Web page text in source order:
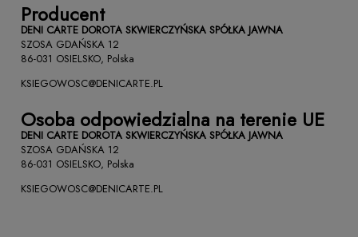
Producent
DENI CARTE DOROTA SKWIERCZYŃSKA SPÓŁKA JAWNA
SZOSA GDAŃSKA 12
86-031 OSIELSKO, Polska
KSIEGOWOSC@DENICARTE.PL
Osoba odpowiedzialna na terenie UE
DENI CARTE DOROTA SKWIERCZYŃSKA SPÓŁKA JAWNA
SZOSA GDAŃSKA 12
86-031 OSIELSKO, Polska
KSIEGOWOSC@DENICARTE.PL